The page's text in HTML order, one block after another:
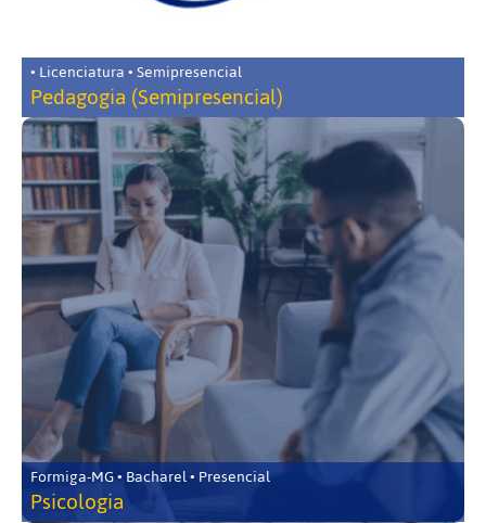
• Licenciatura • Semipresencial
Pedagogia (Semipresencial)
Formiga-MG • Bacharel • Presencial
Psicologia